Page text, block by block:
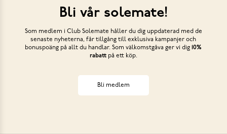
Bli vår solemate!
Som medlem i Club Solemate håller du dig uppdaterad med de
senaste nyheterna, får tillgång till exklusiva kampanjer och
bonuspoäng på allt du handlar. Som välkomstgåva ger vi dig 10%
rabattpå ett köp.
Bli medlem